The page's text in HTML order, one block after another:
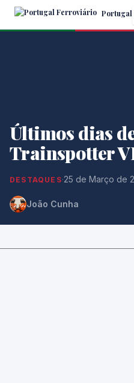
Skip
Portugal
Últimos dias
Trainspotter
DESTAQUES·25 de Março de
João Cunha